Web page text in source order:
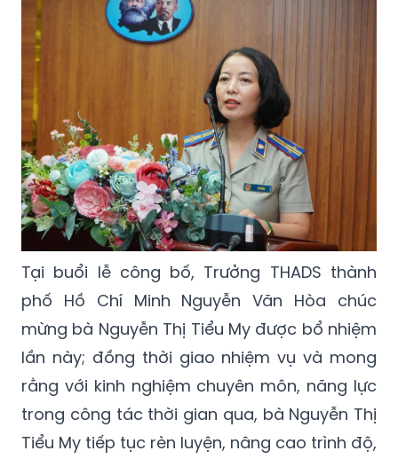
Tại buổi lễ công bố, Trưởng THADS thành
phố Hồ Chí Minh Nguyễn Văn Hòa chúc
mừng bà Nguyễn Thị Tiểu My được bổ nhiệm
lần này; đồng thời giao nhiệm vụ và mong
rằng với kinh nghiệm chuyên môn, năng lực
trong công tác thời gian qua, bà Nguyễn Thị
Tiểu My tiếp tục rèn luyện, nâng cao trình độ,